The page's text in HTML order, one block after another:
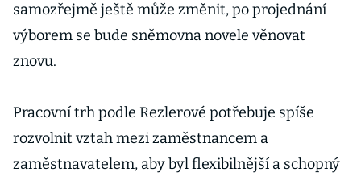
samozřejmě ještě může změnit, po projednání
výborem se bude sněmovna novele věnovat
znovu.
Pracovní trh podle Rezlerové potřebuje spíše
rozvolnit vztah mezi zaměstnancem a
zaměstnavatelem, aby byl flexibilnější a schopný